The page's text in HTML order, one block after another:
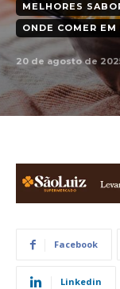
MELHORES
ONDE COMER
20 de agosto de
Facebook
Linkedin